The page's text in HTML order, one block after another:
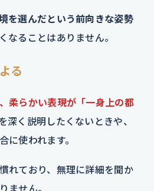
を選んだという前向きな姿勢
なることはありません。
る
柔らかい表現が「一身上の都
深く説明したくないときや、
に使われます。
れており、無理に詳細を聞か
ません。